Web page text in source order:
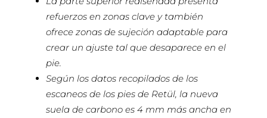
refuerzos en zonas clave y también
ofrece zonas de sujeción adaptable para
crear un ajuste tal que desaparece en el
pie.
Según los datos recopilados de los
escaneos de los pies de Retül, la nueva
suela de carbono es 4 mm más ancha en